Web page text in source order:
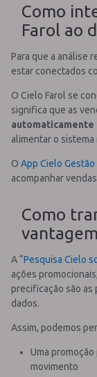
Como
Farol ao
Para que a análise
estar conectados
O Cielo Farol se
significa que as
alimentar o
O App Cielo Gestão
acompanhar
Como
A “Pesquisa Cielo
ações
precificação são as
dados.
Assim, podemos
Uma
movimento